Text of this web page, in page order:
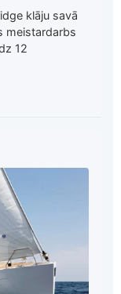
klāju savā
meistardarbs
12